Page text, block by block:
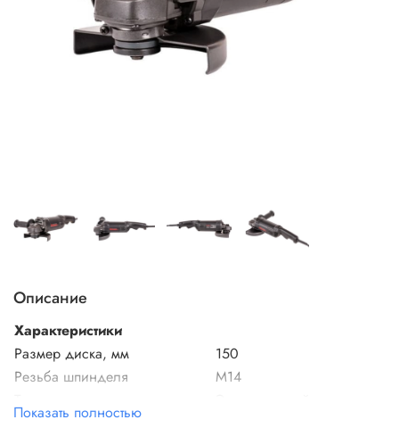
Описание
Характеристики
Размер диска, мм
150
Резьба шпинделя
М14
Мощность, Вт
Показать полностью